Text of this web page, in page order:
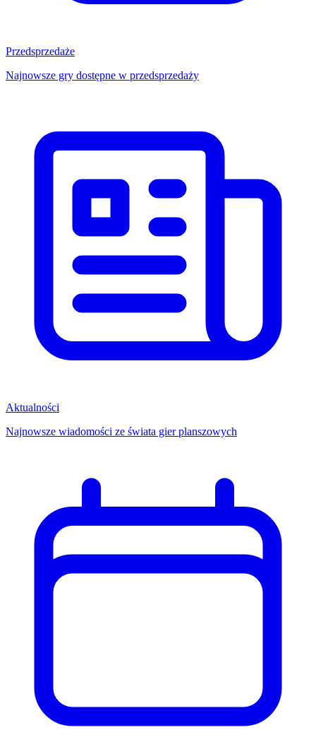
Przedsprzedaże
Najnowsze gry dostępne w przedsprzedaży
Aktualności
Najnowsze wiadomości ze świata gier planszowych